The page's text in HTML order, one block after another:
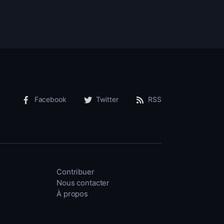
Facebook Twitter RSS
Contribuer
Nous contacter
À propos